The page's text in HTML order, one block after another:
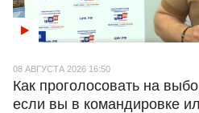
08 АВГУСТА 2026 16:50
Как проголосовать на
если вы в командировке